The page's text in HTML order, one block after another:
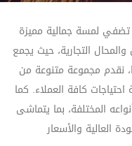
تضفي لمسة جمالية مميزة
التجارية، حيث يجمع
نقدم مجموعة متنوعة من
احتياجات كافة العملاء. كما
المختلفة، بما يتماشى
العالية والأسعار